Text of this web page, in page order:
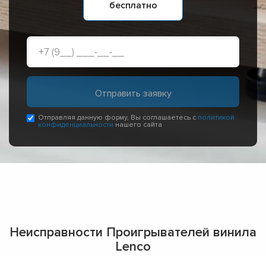
бесплатно
Отправляя данную форму, Вы соглашаетесь с политикой
конфиденциальности нашего сайта
Неисправности Проигрывателей винила
Lenco